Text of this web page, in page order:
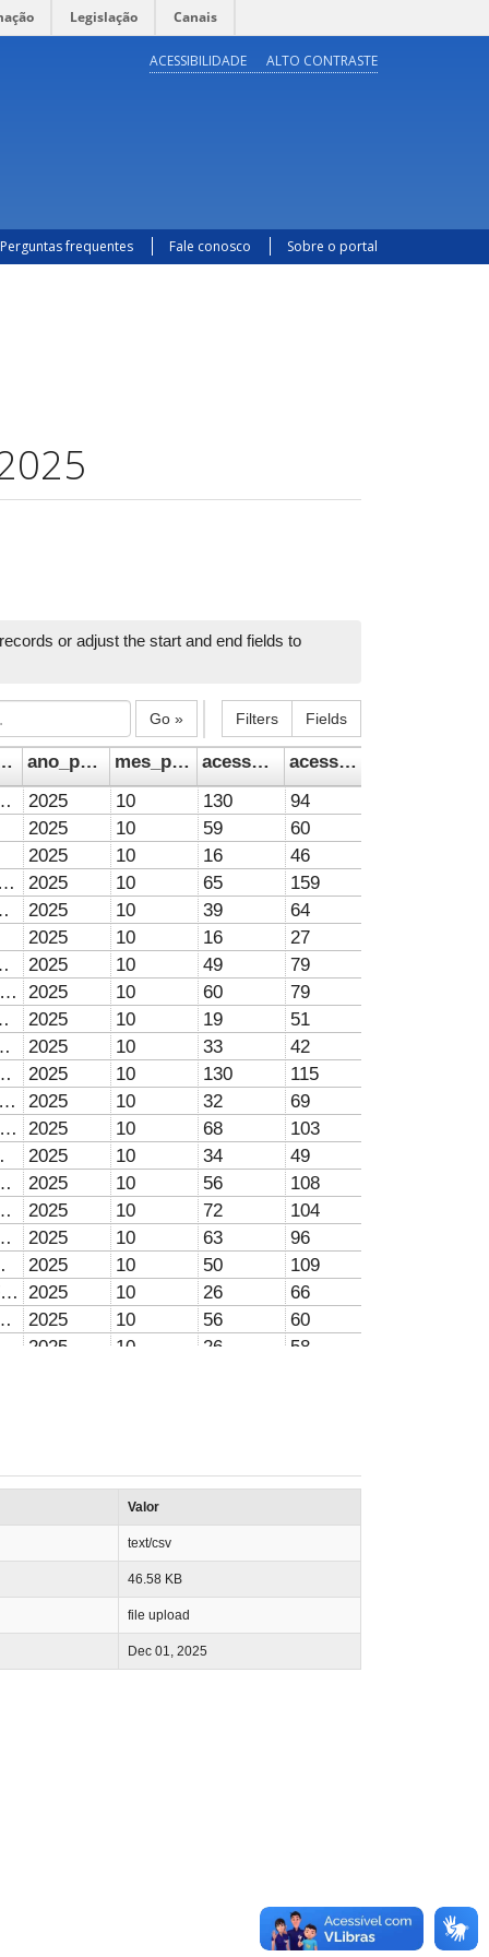
Legislação Canais
ACESSIBILIDADE ALTO CONTRASTE
Perguntas frequentes Fale conosco Sobre o portal
or adjust the start and end fields to
Filters Fields
Go »
ano_publicacao mes_publicacao acessos_arquivo
acessos_resumo
(Stapf) R. D. Webster in peanuts
officinarum L, Signal grass, Weed. 2025 10 130
94
CATARINA, BRASIL, DE 2011 A 2023
2025 10 59
60
2025 10 16
46
Ensino superior, Estudantes, Higher education, Mental health, Saúde mental, Sexual violence, Students, Violência sexual, Vulnerabilidade, Vulnerability 2025 10 65
159
Plurilingualism, Plurilinguismo, Políticas Linguísticas, Spanish teaching 2025 10 39
64
2025 10 16
27
Determinants of Health, Spatial analysis 2025 10 49
79
Brasil, Brazil, Espaço rural, Espaço urbano, Geografia médica, Historiografia, Historiography, Medical geography, Rural space, Urban space 2025 10 60
79
Gênero. 2025 10 19
51
Saúde, Gestão em Saúde, Health Management, Health Team, Transitional Care 2025 10 33
42
measures, Mudança do clima, Sustainable development 2025 10 130
115
Atenção Primária à Saúde, Barreiras de comunicação, Communication Barriers, Guiana, Host Society of Migrants, Idioma, Language, Primary Health Care, Sociedade Receptora de Migrantes 2025 10 32
69
Cadastro Ambiental Rural (CAR), Controle de Qualidade Posicional, Positional quality control, Remotely piloted aircraft (RPA), Rural Environmental Registration (RER) 2025 10 68
103
women, UHE Belo Monte 2025 10 34
49
etnogeográfico, Quilombolas, Racismo, Saúde mental 2025 10 56
108
heat events, Mudanças climáticas, Processamento digital de imagens, Urban climate 2025 10 72
104
Inteligência Artificial, Remote Sensing, Sensoriamento Remoto 2025 10 63
96
Sífilis Congênita, Syphilis Congenital 2025 10 50
109
Betty Friedan, estudios de género, estudos de gênero, existentialist feminism, Feminismo existencialista, feminismo liberal, gender studies, liberal feminism, Simone de Beauvoir 2025 10 26
66
Easterly Wave Disturbance, Rainfall, Urban climate, Wind direction 2025 10 56
60
2025 10 26
58
Vulnerabilidade social
Graduate program, Nordeste, Pós-graduação, Teaching 2025 10 61
76
10
10
Health of the elderly, Mammography, Mamografia, Mass Screening, Papanicolaou Test, Programas de rastreamento, Saúde do idoso, Teste de Papanicolaou 2025 10 39
64
10
10 54
Flow monitoring, Geotechnologies, Geotecnologias, Land use, Monitoramento da vazão, Uso da terra 2025 10 43
47
98
Valor
text/csv
46.58 KB
file upload
Dec 01, 2025